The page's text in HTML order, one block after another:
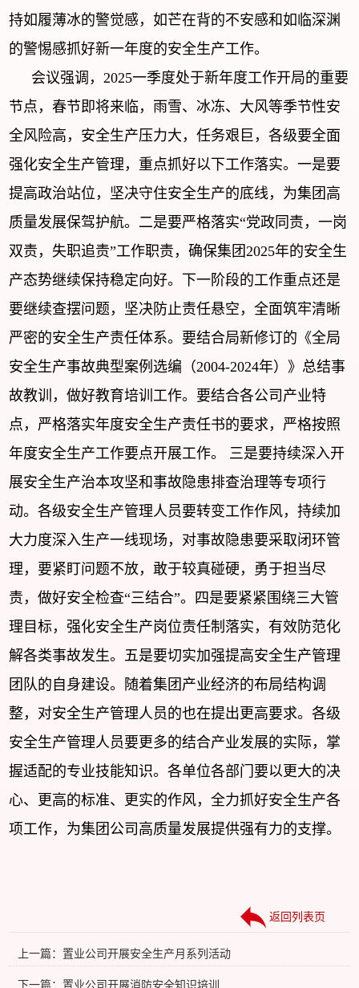
持如履薄冰的警觉感，如芒在背的不安感和如临深渊
的警惕感抓好新一年度的安全生产工作。
会议强调，2025一季度处于新年度工作开局的重要
节点，春节即将来临，雨雪、冰冻、大风等季节性安
全风险高，安全生产压力大，任务艰巨，各级要全面
强化安全生产管理，重点抓好以下工作落实。一是要
提高政治站位，坚决守住安全生产的底线，为集团高
质量发展保驾护航。二是要严格落实“党政同责，一岗
双责，失职追责”工作职责，确保集团2025年的安全生
产态势继续保持稳定向好。下一阶段的工作重点还是
要继续查摆问题，坚决防止责任悬空，全面筑牢清晰
严密的安全生产责任体系。要结合局新修订的《全局
安全生产事故典型案例选编（2004-2024年）》总结事
故教训，做好教育培训工作。要结合各公司产业特
点，严格落实年度安全生产责任书的要求，严格按照
年度安全生产工作要点开展工作。 三是要持续深入开
展安全生产治本攻坚和事故隐患排查治理等专项行
动。各级安全生产管理人员要转变工作作风，持续加
大力度深入生产一线现场，对事故隐患要采取闭环管
理，要紧盯问题不放，敢于较真碰硬，勇于担当尽
责，做好安全检查“三结合”。四是要紧紧围绕三大管
理目标，强化安全生产岗位责任制落实，有效防范化
解各类事故发生。五是要切实加强提高安全生产管理
团队的自身建设。随着集团产业经济的布局结构调
整，对安全生产管理人员的也在提出更高要求。各级
安全生产管理人员要更多的结合产业发展的实际，掌
握适配的专业技能知识。各单位各部门要以更大的决
心、更高的标准、更实的作风，全力抓好安全生产各
项工作，为集团公司高质量发展提供强有力的支撑。
上一篇：置业公司开展安全生产月系列活动
下一篇：置业公司开展消防安全知识培训
返回列表页